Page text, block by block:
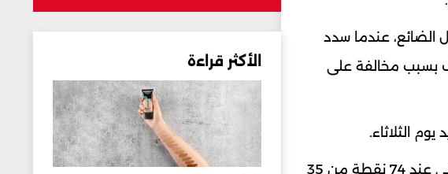
الضائع، عندما سدد
بسبب مخالفة على
وبفوزه على وست هام، رفع أرسنال رصيده إلى ‌79 نقطة من 36 مباراة، بينما يظل مانشستر سيتي عند 74 نقطة من 35
الأكثر قراءة